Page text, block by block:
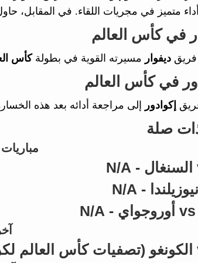
متميز في مجريات اللقاء. في المقابل،
في كأس العالم
ديفوار مسيرته القوية في بطولةكأس
في كأس العالم
إكوادور إلى مراجعة أدائه بعد هذه
صلة